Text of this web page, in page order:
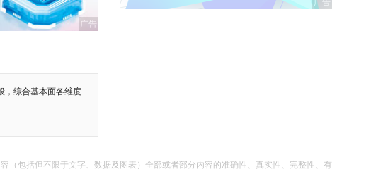
广告
，综合基本面各维度
（包括但不限于文字、数据及图表）全部或者部分内容的准确性、真实性、完整性、有